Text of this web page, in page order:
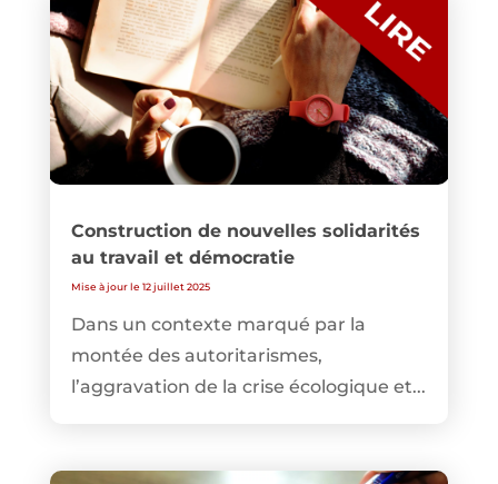
Construction de nouvelles solidarités
au travail et démocratie
Mise à jour le 12 juillet 2025
Dans un contexte marqué par la
montée des autoritarismes,
l’aggravation de la crise écologique et...